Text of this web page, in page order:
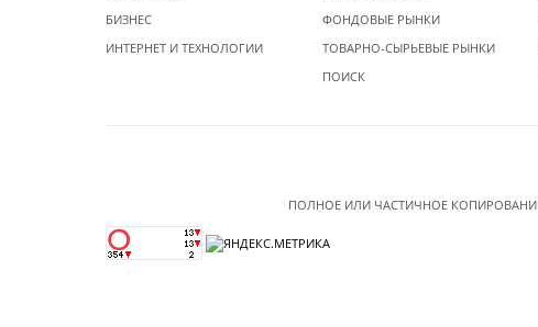
БИЗНЕС
ИНТЕРНЕТ И ТЕХНОЛОГИИ
ФОНДОВЫЕ РЫНКИ
ТОВАРНО-СЫРЬЕВЫЕ РЫНКИ
ПОИСК
ПОЛНОЕ ИЛИ ЧАСТИЧНОЕ